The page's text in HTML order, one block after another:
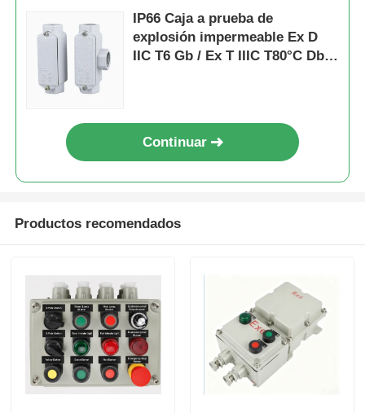
fundido
través
G:
Cubierta
recto de
lingote
G1 1/2"
pulgada
YHXe-II-
G1 1/4"
1.5
IP66 Caja a prueba de
explosión impermeable Ex D
IIC T6 Gb / Ex T IIIC T80°C Db
Continuar
Productos recomendados